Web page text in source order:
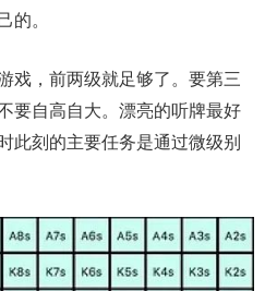
的。
戏，前两级就足够了。要第三
要自高自大。漂亮的听牌最好
此刻的主要任务是通过微级别